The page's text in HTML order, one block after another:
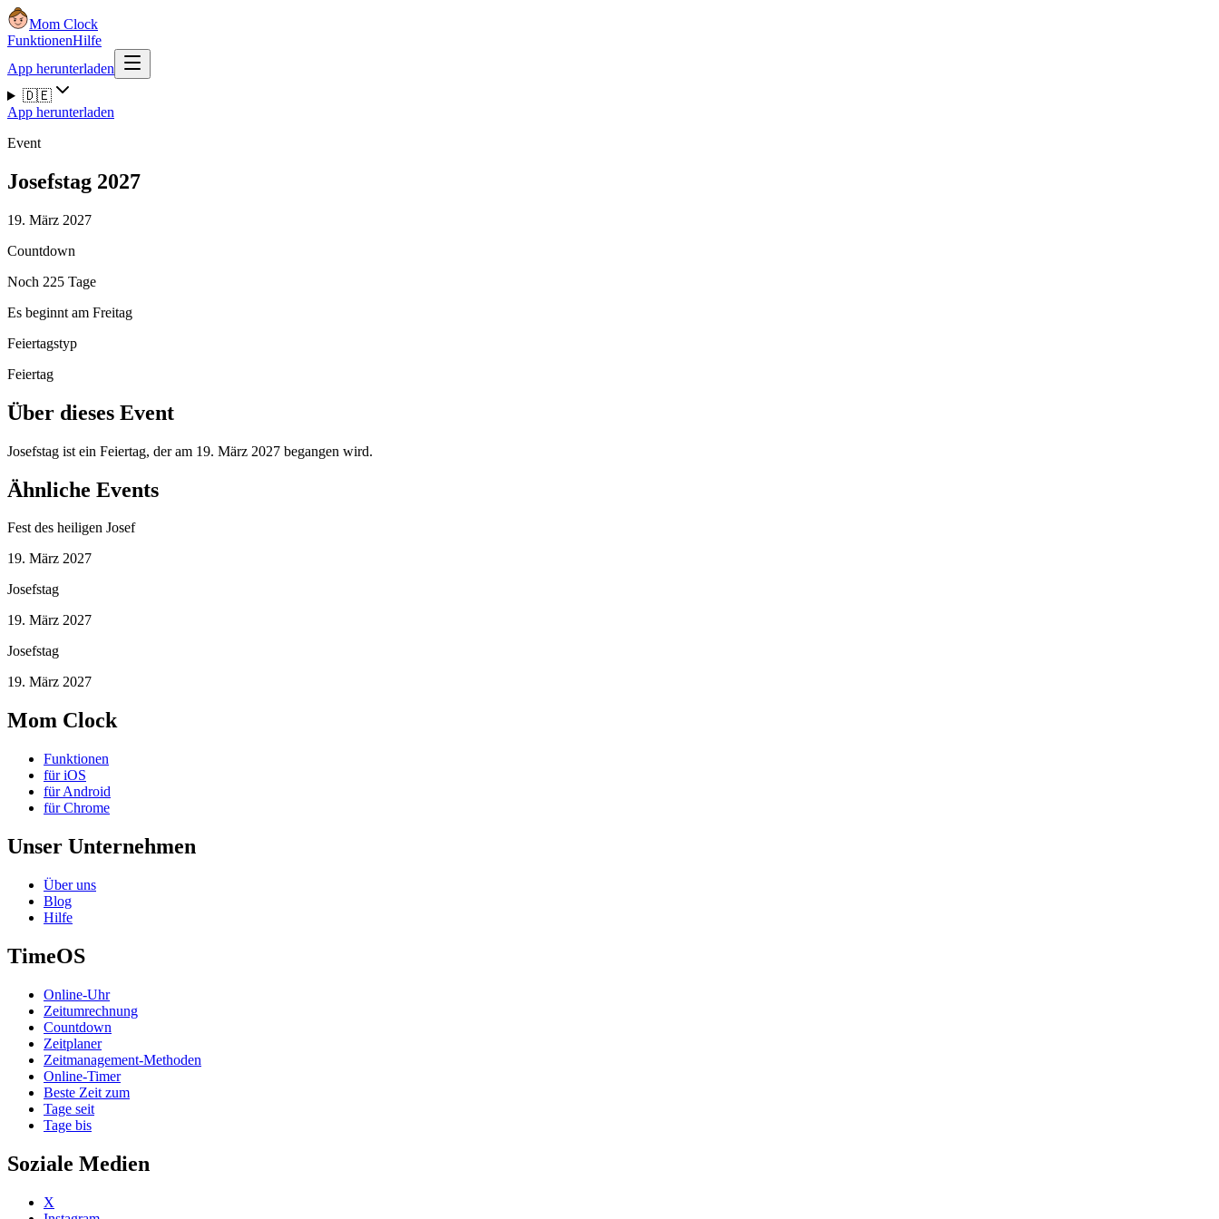
Mom Clock
FunktionenHilfe
App herunterladen
🇩🇪
App herunterladen
Event
Josefstag 2027
19. März 2027
Countdown
Noch 225 Tage
Es beginnt am Freitag
Feiertagstyp
Feiertag
Über dieses Event
Josefstag ist ein Feiertag, der am 19. März 2027 begangen wird.
Ähnliche Events
Fest des heiligen Josef
19. März 2027
Josefstag
19. März 2027
Josefstag
19. März 2027
Mom Clock
Funktionen
für iOS
für Android
für Chrome
Unser Unternehmen
Über uns
Blog
Hilfe
TimeOS
Online-Uhr
Zeitumrechnung
Countdown
Zeitplaner
Zeitmanagement-Methoden
Online-Timer
Beste Zeit zum
Tage seit
Tage bis
Soziale Medien
X